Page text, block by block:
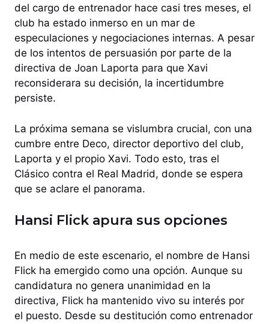
del cargo de entrenador hace casi tres meses, el
club ha estado inmerso en un mar de
especulaciones y negociaciones internas. A pesar
de los intentos de persuasión por parte de la
directiva de Joan Laporta para que Xavi
reconsiderara su decisión, la incertidumbre
persiste.
La próxima semana se vislumbra crucial, con una
cumbre entre Deco, director deportivo del club,
Laporta y el propio Xavi. Todo esto, tras el
Clásico contra el Real Madrid, donde se espera
que se aclare el panorama.
Hansi Flick apura sus opciones
En medio de este escenario, el nombre de Hansi
Flick ha emergido como una opción. Aunque su
candidatura no genera unanimidad en la
directiva, Flick ha mantenido vivo su interés por
el puesto. Desde su destitución como entrenador